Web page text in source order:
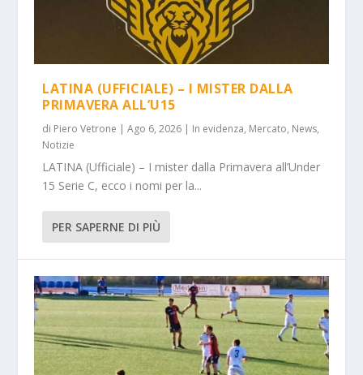
LATINA (UFFICIALE) – I MISTER DALLA
PRIMAVERA ALL’U15
di Piero Vetrone |Ago 6, 2026 | In evidenza, Mercato, News,
Notizie
LATINA (Ufficiale) – I mister dalla Primavera all’Under
15 Serie C, ecco i nomi per la...
PER SAPERNE DI PIÙ